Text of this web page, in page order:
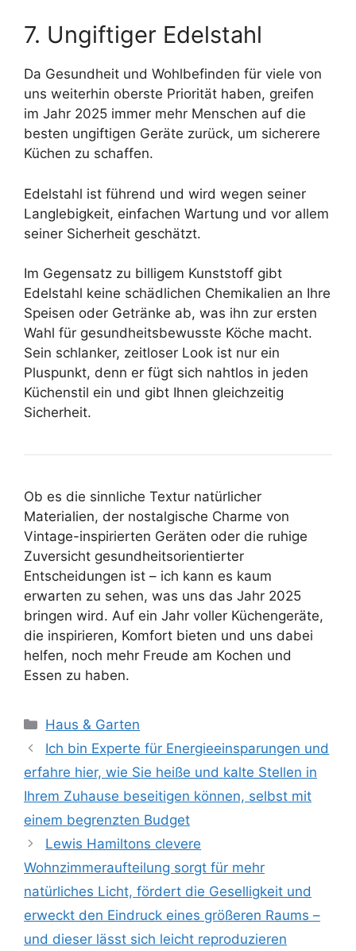
7. Ungiftiger Edelstahl
Da Gesundheit und Wohlbefinden für viele von
uns weiterhin oberste Priorität haben, greifen
im Jahr 2025 immer mehr Menschen auf die
besten ungiftigen Geräte zurück, um sicherere
Küchen zu schaffen.
Edelstahl ist führend und wird wegen seiner
Langlebigkeit, einfachen Wartung und vor allem
seiner Sicherheit geschätzt.
Im Gegensatz zu billigem Kunststoff gibt
Edelstahl keine schädlichen Chemikalien an Ihre
Speisen oder Getränke ab, was ihn zur ersten
Wahl für gesundheitsbewusste Köche macht.
Sein schlanker, zeitloser Look ist nur ein
Pluspunkt, denn er fügt sich nahtlos in jeden
Küchenstil ein und gibt Ihnen gleichzeitig
Sicherheit.
Ob es die sinnliche Textur natürlicher
Materialien, der nostalgische Charme von
Vintage-inspirierten Geräten oder die ruhige
Zuversicht gesundheitsorientierter
Entscheidungen ist – ich kann es kaum
erwarten zu sehen, was uns das Jahr 2025
bringen wird. Auf ein Jahr voller Küchengeräte,
die inspirieren, Komfort bieten und uns dabei
helfen, noch mehr Freude am Kochen und
Essen zu haben.
Kategorien
Haus & Garten
Ich bin Experte für Energieeinsparungen und
erfahre hier, wie Sie heiße und kalte Stellen in
Ihrem Zuhause beseitigen können, selbst mit
einem begrenzten Budget
Lewis Hamiltons clevere
Wohnzimmeraufteilung sorgt für mehr
natürliches Licht, fördert die Geselligkeit und
erweckt den Eindruck eines größeren Raums –
und dieser lässt sich leicht reproduzieren